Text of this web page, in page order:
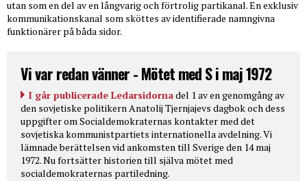
utan som en del av en långvarig och förtrolig partikanal. En exklusiv
kommunikationskanal som sköttes av identifierade namngivna
funktionärer på båda sidor.
Vi var redan vänner - Mötet med S i maj 1972
I går publicerade Ledarsidornadel 1 av en genomgång av
den sovjetiske politikern Anatolij Tjernjajevs dagbok och dess
uppgifter om Socialdemokraternas kontakter med det
sovjetiska kommunistpartiets internationella avdelning. Vi
lämnade berättelsen vid ankomsten till Sverige den 14 maj
1972. Nu fortsätter historien till själva mötet med
socialdemokraternas partiledning.